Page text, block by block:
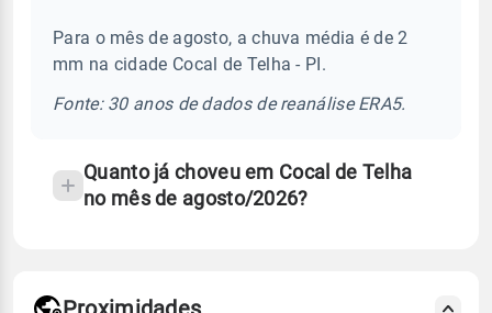
chuva
temperatura
Para o mês de agosto, a chuva média é de 2
mm na cidade Cocal de Telha - PI.
Fonte: 30 anos de dados de reanálise ERA5.
Quanto já choveu em Cocal de Telha
no mês de agosto/2026?